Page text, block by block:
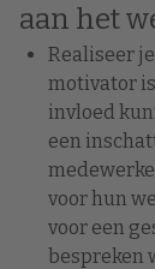
aan het
Realiseer
motivator
invloed
een
voor hun
voor een
bespreken